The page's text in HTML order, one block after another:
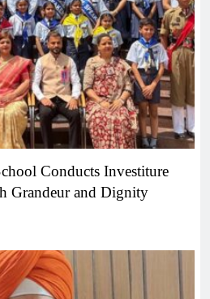
Conducts Investiture
Grandeur and Dignity